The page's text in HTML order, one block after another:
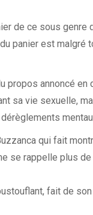
de ce sous genre
panier est
propos annoncé
sa vie sexuelle,
qui fait
se rappelle plus
fait de